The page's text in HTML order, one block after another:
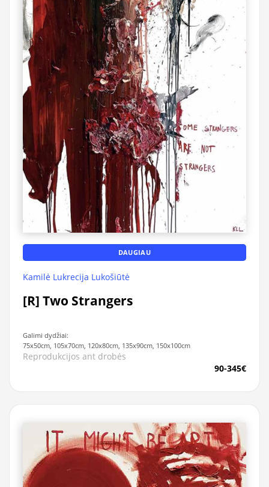
DAUGIAU
Kamilė Lukrecija Lukošiūtė
[R] Two Strangers
Galimi dydžiai:
75x50cm, 105x70cm, 120x80cm, 135x90cm, 150x100cm
Reprodukcijos ant drobės
90-345€